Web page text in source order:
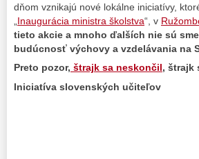
dňom vznikajú nové lokálne iniciatívy,
„Inaugurácia ministra školstva“, v
tieto akcie a mnoho ďalších nie sú
budúcnosť výchovy a vzdelávania na
Preto pozor, štrajk sa neskončil, štrajk
Iniciatíva slovenských učiteľov